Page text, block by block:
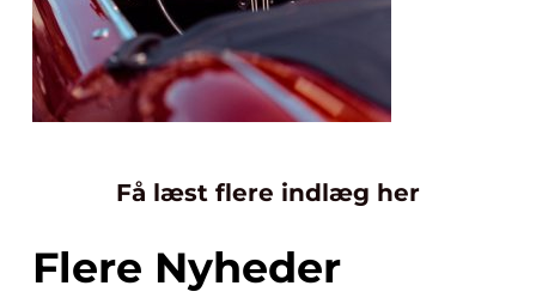
Få læst flere indlæg her
Flere Nyheder